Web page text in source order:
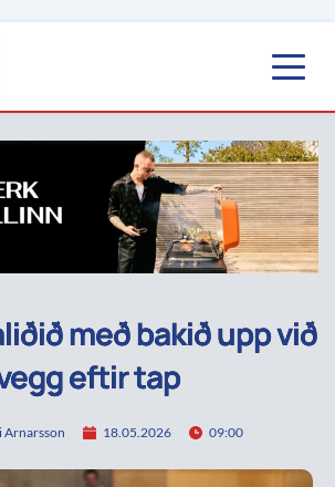
með bakið upp við
eftir tap
Arnarsson 18.05.2026 09:00